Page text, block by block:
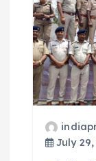
g
a
t
July 29,